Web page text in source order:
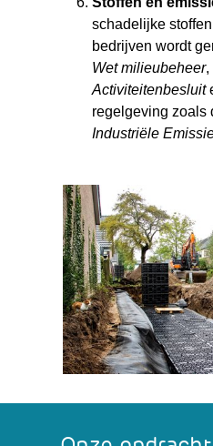
schadelijke
bedrijven wordt
Wet milieubeheer,
Activiteitenbesluit
regelgeving zoals
Industriële